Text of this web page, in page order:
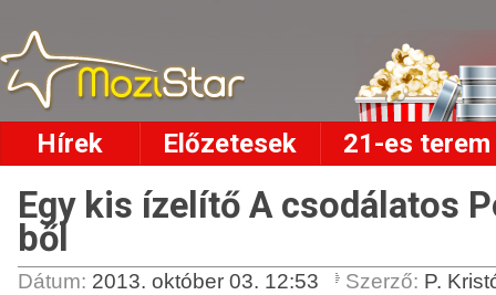
Hírek Előzetesek 21-es terem
Egy kis ízelítő A csodálatos
ből
Dátum: 2013. október 03. 12:53 Szerző: P.